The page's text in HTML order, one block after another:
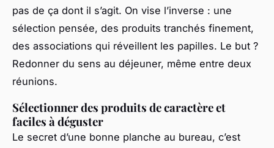
pas de ça dont il s’agit. On vise l’inverse : une
sélection pensée, des produits tranchés finement,
des associations qui réveillent les papilles. Le but ?
Redonner du sens au déjeuner, même entre deux
réunions.
Sélectionner des produits de caractère et
faciles à déguster
Le secret d’une bonne planche au bureau, c’est